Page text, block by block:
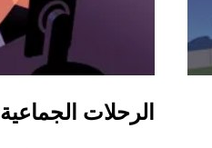
الرحلات الجماعية